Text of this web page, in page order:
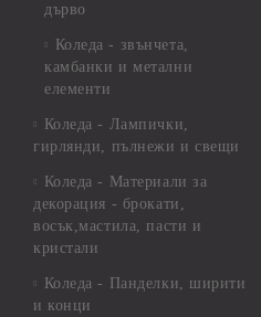
дърво
Коледа - звънчета,
камбанки и метални
елементи
Коледа - Лампички,
гирлянди, пълнежи и свещи
Коледа - Материали за
декорация - брокати,
восък,мастила, пасти и
кристали
Коледа - Панделки, ширити
и конци